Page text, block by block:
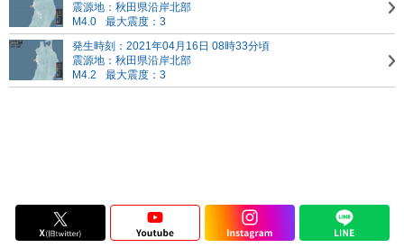
震源地：秋田県沿岸北部
M4.0
最大震度：3
発生時刻：2021年04月16日 08時33分頃
震源地：秋田県沿岸北部
M4.2
最大震度：3